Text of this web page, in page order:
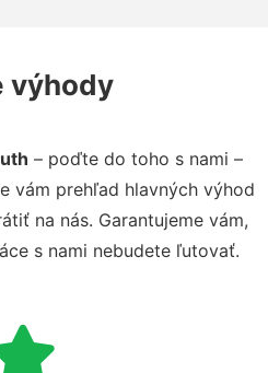
výhody
– poďte do toho s nami –
vám prehľad hlavných výhod
na nás. Garantujeme vám,
s nami nebudete ľutovať.